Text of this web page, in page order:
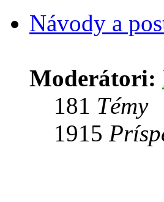
Návody a
Moderátori:
181 Témy
1915